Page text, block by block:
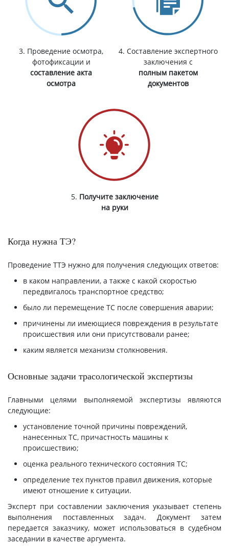
3. Проведение осмотра,
фотофиксации и
составление акта
осмотра
4. Составление экспертного
заключения с
полным пакетом
документов
5. Получите заключение
на руки
Когда нужна ТЭ?
Проведение ТТЭ нужно для получения следующих ответов:
в каком направлении, а также с какой скоростью
передвигалось транспортное средство;
было ли перемещение ТС после совершения аварии;
причинены ли имеющиеся повреждения в результате
происшествия или они присутствовали ранее;
каким является механизм столкновения.
Основные задачи трасологической экспертизы
Главными целями выполняемой экспертизы являются
следующие:
установление точной причины повреждений,
нанесенных ТС, причастность машины к
происшествию;
оценка реального технического состояния ТС;
определение тех пунктов правил движения, которые
имеют отношение к ситуации.
Эксперт при составлении заключения указывает степень
выполнения поставленных задач. Документ затем
передается заказчику, может использоваться в судебном
заседании в качестве аргумента.